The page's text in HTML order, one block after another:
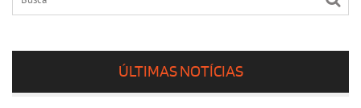
ÚLTIMAS NOTÍCIAS